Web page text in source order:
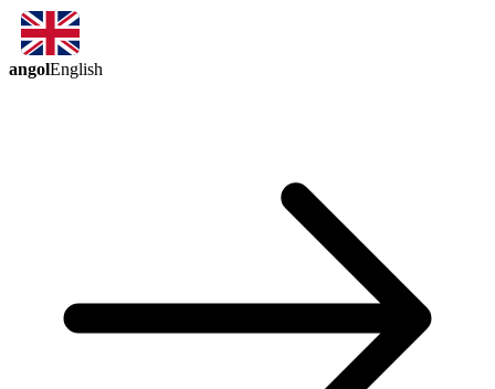
angolEnglish